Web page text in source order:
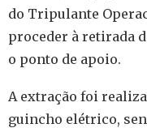
do Tripulante
proceder à retirada
o ponto de apoio.
A extração foi
guincho elétrico,